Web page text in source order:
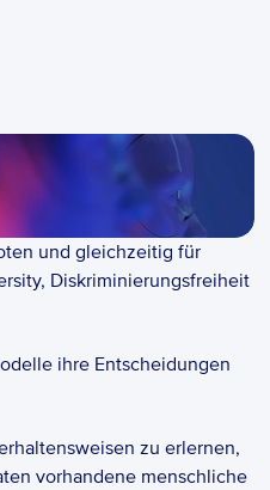
und gleichzeitig für
Diskriminierungsfreiheit
ihre Entscheidungen
zu erlernen,
vorhandene menschliche